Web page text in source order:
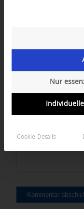
Nur
Cookie-Details